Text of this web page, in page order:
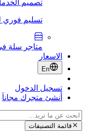
تصميم
تسليم فوري
متاجر سلة
الاسعار
En
تسجيل الدخول
أنشئ متجرك مجاناَ
قائمة التصنيفات